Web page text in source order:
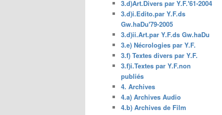
3.d)Art.Divers par Y.F.'61-2004
3.d)i.Edito.par Y.F.ds
Gw.haDu'79-2005
3.d)ii.Art.par Y.F.ds Gw.haDu
3.e) Nécrologies par Y.F.
3.f) Textes divers par Y.F.
3.f)i.Textes par Y.F.non
publiés
4. Archives
4.a) Archives Audio
4.b) Archives de Film